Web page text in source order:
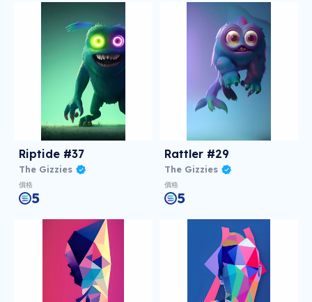
Riptide #37
The Gizzies
價格
5
Rattler #29
The Gizzies
價格
5